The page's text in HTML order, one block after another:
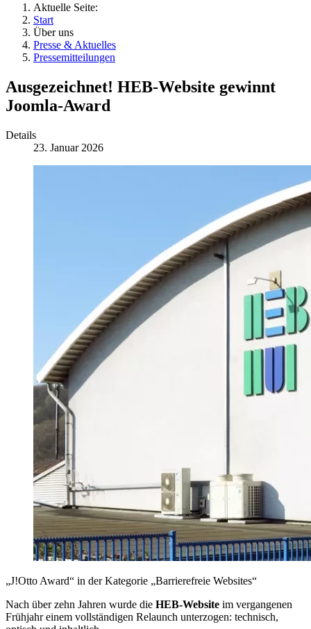
Aktuelle Seite:
Start
Über uns
Presse & Aktuelles
Pressemitteilungen
Ausgezeichnet! HEB-Website gewinnt
Joomla-Award
Details
23. Januar 2026
„J!Otto Award“ in der Kategorie „Barrierefreie Websites“
Nach über zehn Jahren wurde die HEB-Website im vergangenen
Frühjahr einem vollständigen Relaunch unterzogen: technisch,